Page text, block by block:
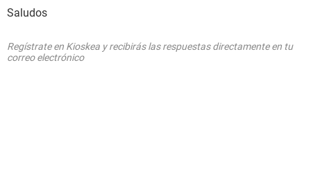
Saludos
Regístrate en Kioskea y recibirás las respuestas directamente en tu
correo electrónico